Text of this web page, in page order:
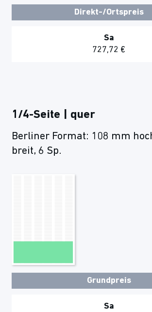
Direkt-/Ortspreis
Sa
727,72 €
1/4-Seite | quer
Berliner Format: 108 mm
breit, 6 Sp.
Grundpreis
Sa